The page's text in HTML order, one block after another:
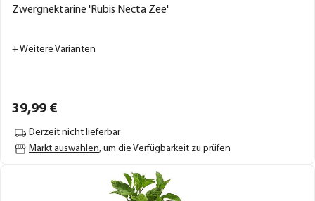
Zwergnektarine 'Rubis Necta Zee'
+ Weitere Varianten
39,99 €
Derzeit nicht lieferbar
Markt auswählen, um die Verfügbarkeit zu prüfen